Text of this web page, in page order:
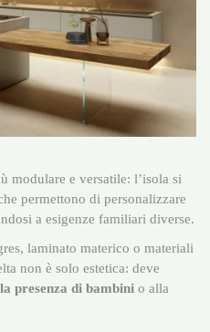
modulare e versatile: l’isola si
permettono di personalizzare
a esigenze familiari diverse.
laminato materico o materiali
non è solo estetica: deve
presenza di bambini o alla